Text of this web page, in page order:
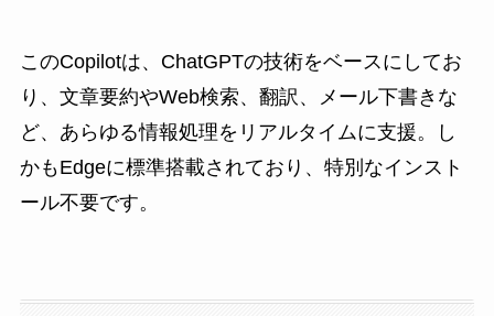
このCopilotは、ChatGPTの技術をベースにしてお
り、文章要約やWeb検索、翻訳、メール下書きな
ど、あらゆる情報処理をリアルタイムに支援。し
かもEdgeに標準搭載されており、特別なインスト
ール不要です。